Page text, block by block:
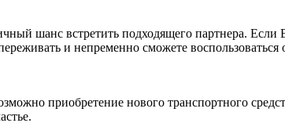
шанс встретить подходящего партнера. Если
и непременно сможете
приобретение нового транспортного